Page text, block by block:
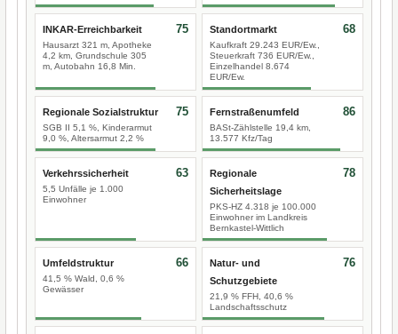
INKAR-Erreichbarkeit
Hausarzt 321 m, Apotheke
4,2 km, Grundschule 305
m, Autobahn 16,8 Min.
75 Standortmarkt
Kaufkraft 29.243 EUR/Ew.,
Steuerkraft 736 EUR/Ew.,
Einzelhandel 8.674
EUR/Ew.
68
Regionale Sozialstruktur
SGB II 5,1 %, Kinderarmut
9,0 %, Altersarmut 2,2 %
75 Fernstraßenumfeld
BASt-Zählstelle 19,4 km,
13.577 Kfz/Tag
86
Verkehrssicherheit
5,5 Unfälle je 1.000
Einwohner
63
Regionale
Sicherheitslage
PKS-HZ 4.318 je 100.000
Einwohner im Landkreis
Bernkastel-Wittlich
78
Umfeldstruktur
41,5 % Wald, 0,6 %
Gewässer
66
Natur- und
Schutzgebiete
21,9 % FFH, 40,6 %
Landschaftsschutz
76